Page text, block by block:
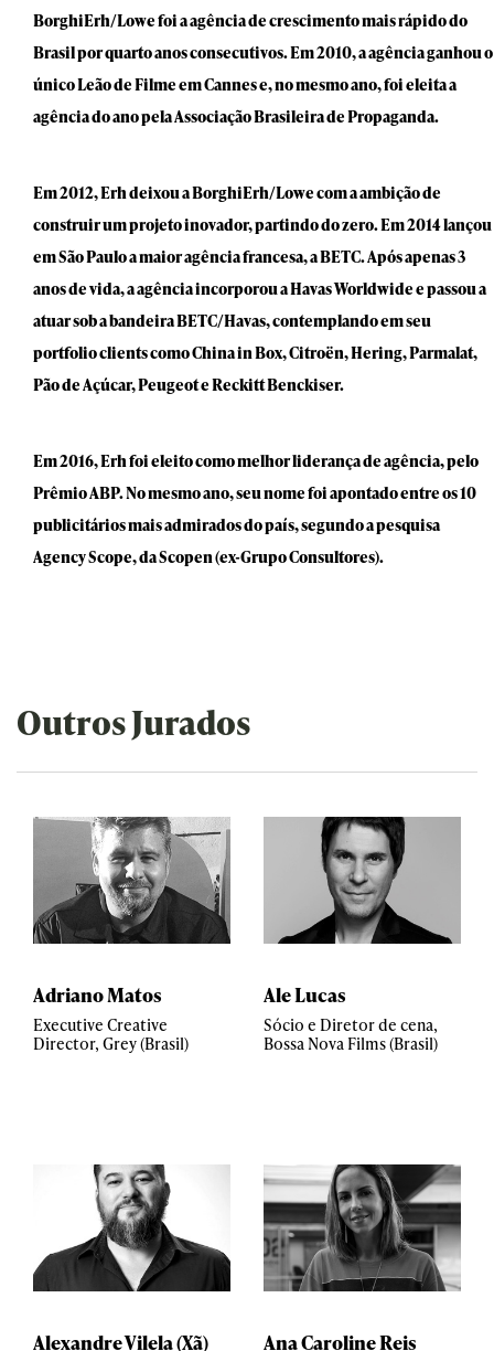
BorghiErh/Lowe foi a agência de crescimento mais rápido do
Brasil por quarto anos consecutivos. Em 2010, a agência ganhou o
único Leão de Filme em Cannes e, no mesmo ano, foi eleita a
agência do ano pela Associação Brasileira de Propaganda.
Em 2012, Erh deixou a BorghiErh/Lowe com a ambição de
construir um projeto inovador, partindo do zero. Em 2014 lançou
em São Paulo a maior agência francesa, a BETC. Após apenas 3
anos de vida, a agência incorporou a Havas Worldwide e passou a
atuar sob a bandeira BETC/Havas, contemplando em seu
portfolio clients como China in Box, Citroën, Hering, Parmalat,
Pão de Açúcar, Peugeot e Reckitt Benckiser.
Em 2016, Erh foi eleito como melhor liderança de agência, pelo
Prêmio ABP. No mesmo ano, seu nome foi apontado entre os 10
publicitários mais admirados do país, segundo a pesquisa
Agency Scope, da Scopen (ex-Grupo Consultores).
Outros Jurados
Adriano Matos
Executive Creative
Director, Grey (Brasil)
Ale Lucas
Sócio e Diretor de cena,
Bossa Nova Films (Brasil)
Alexandre Vilela (Xã) Ana Caroline Reis